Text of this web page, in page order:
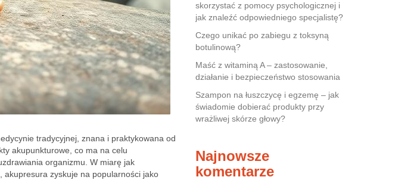
tradycyjnej, znana i praktykowana od
akupunkturowe, co ma na celu
organizmu. W miarę jak
akupresura zyskuje na popularności jako
skorzystać z pomocy psychologicznej i
jak znaleźć odpowiedniego specjalistę?
Czego unikać po zabiegu z toksyną
botulinową?
Maść z witaminą A – zastosowanie,
działanie i bezpieczeństwo stosowania
Szampon na łuszczycę i egzemę – jak
świadomie dobierać produkty przy
wrażliwej skórze głowy?
Najnowsze
komentarze